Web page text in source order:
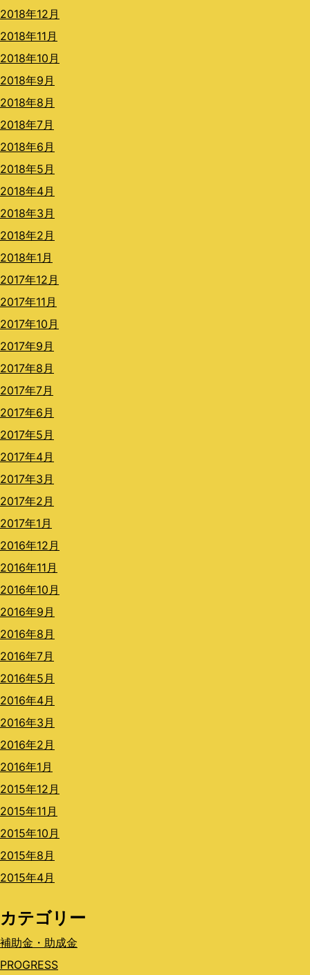
2018年12月
2018年11月
2018年10月
2018年9月
2018年8月
2018年7月
2018年6月
2018年5月
2018年4月
2018年3月
2018年2月
2018年1月
2017年12月
2017年11月
2017年10月
2017年9月
2017年8月
2017年7月
2017年6月
2017年5月
2017年4月
2017年3月
2017年2月
2017年1月
2016年12月
2016年11月
2016年10月
2016年9月
2016年8月
2016年7月
2016年5月
2016年4月
2016年3月
2016年2月
2016年1月
2015年12月
2015年11月
2015年10月
2015年8月
2015年4月
カテゴリー
補助金・助成金
PROGRESS